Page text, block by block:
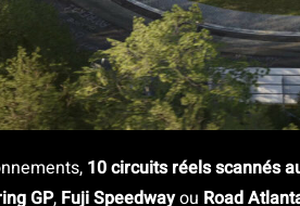
10 circuits réels scannés
GP, Fuji Speedwayou Road